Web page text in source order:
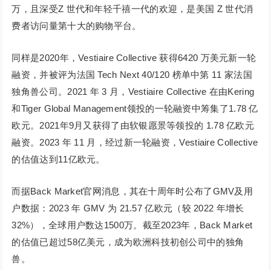
万，且深受Z 世代和年轻千禧一代的欢迎，是美国 Z 世代消
费者访问量第十大的购物平台。
同样是2020年，Vestiaire Collective 获得6420 万美元新一轮
融资，并被评为法国 Tech Next 40/120 榜单中第 11 家法国
独角兽公司。2021 年 3 月，Vestiaire Collective 在由Kering
和Tiger Global Management领投的一轮融资中筹集了1.78 亿
欧元。2021年9月又获得了由软银愿景等领投的 1.78 亿欧元
融资。2023 年 11 月，经过新一轮融资，Vestiaire Collective
的估值达到11亿欧元。
而据Back Market官网消息，其在十周年时公布了GMV及用
户数据：2023 年 GMV 为 21.57 亿欧元（较 2022 年增长
32%），全球用户数达1500万。截至2023年，Back Market
的估值已超过58亿美元，成为欧洲科技初创公司中的独角
兽。